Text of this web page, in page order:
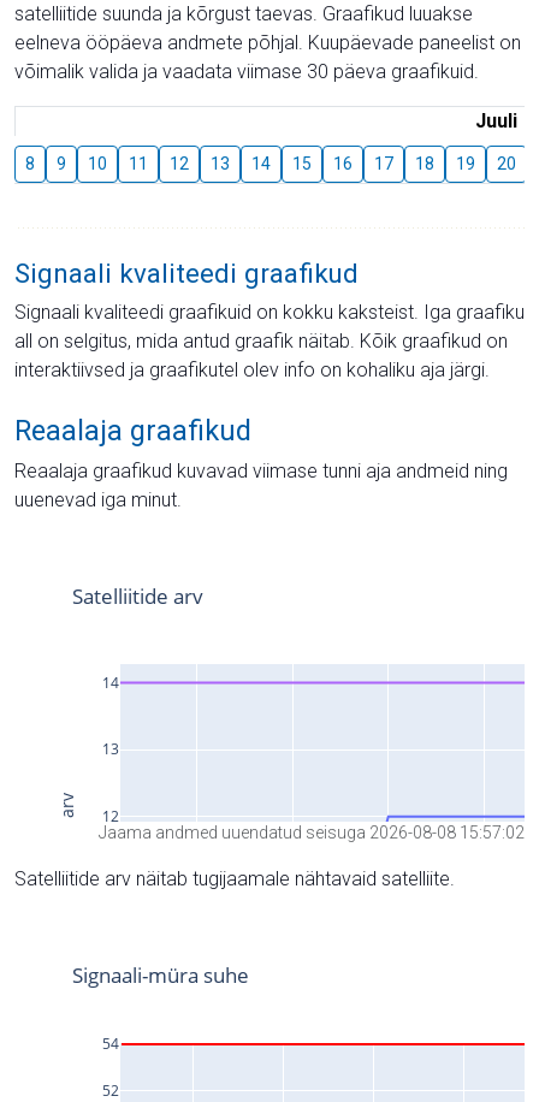
satelliitide suunda ja kõrgust taevas. Graafikud luuakse
eelneva ööpäeva andmete põhjal. Kuupäevade paneelist on
võimalik valida ja vaadata viimase 30 päeva graafikuid.
Juuli
8 9 10 11 12 13 14 15 16 17 18 19 20
Signaali kvaliteedi graafikud
Signaali kvaliteedi graafikuid on kokku kaksteist. Iga graafiku
all on selgitus, mida antud graafik näitab. Kõik graafikud on
interaktiivsed ja graafikutel olev info on kohaliku aja järgi.
Reaalaja graafikud
Reaalaja graafikud kuvavad viimase tunni aja andmeid ning
uuenevad iga minut.
Jaama andmed uuendatud seisuga 2026-08-08 15:57:02
Satelliitide arv näitab tugijaamale nähtavaid satelliite.